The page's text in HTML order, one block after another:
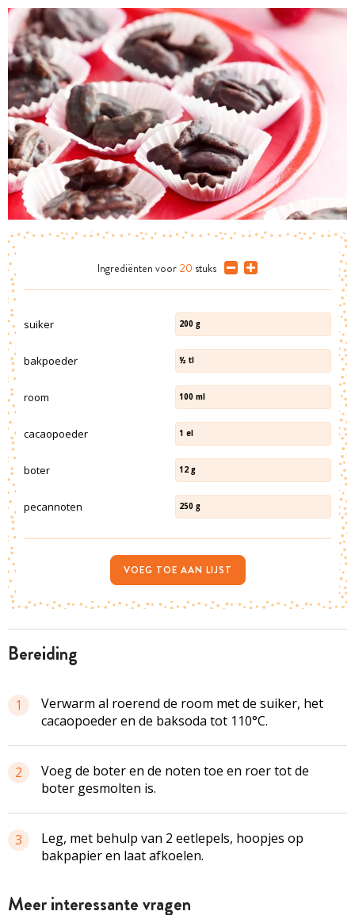
bereiding
1
Verwarm al roerend de room met de suiker, het
cacaopoeder en de baksoda tot 110°C.
2
Voeg de boter en de noten toe en roer tot de
boter gesmolten is.
3
Leg, met behulp van 2 eetlepels, hoopjes op
bakpapier en laat afkoelen.
Meer interessante vragen
Ingrediënten voor 20 stuks
suiker 200 g
bakpoeder ½ tl
room 100 ml
cacaopoeder 1 el
boter 12 g
pecannoten 250 g
VOEG TOE AAN LIJST